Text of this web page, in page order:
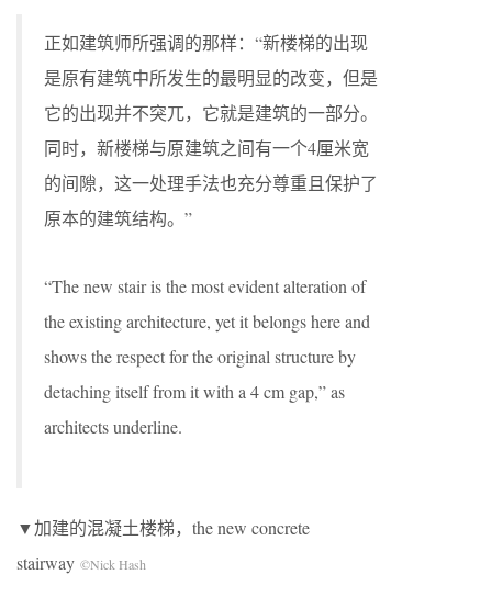
正如建筑师所强调的那样：“新楼梯的出现
是原有建筑中所发生的最明显的改变，但是
它的出现并不突兀，它就是建筑的一部分。
同时，新楼梯与原建筑之间有一个4厘米宽
的间隙，这一处理手法也充分尊重且保护了
原本的建筑结构。”
“The new stair is the most evident alteration of
the existing architecture, yet it belongs here and
shows the respect for the original structure by
detaching itself from it with a 4 cm gap,” as
architects underline.
▼加建的混凝土楼梯，the new concrete
stairway ©Nick Hash